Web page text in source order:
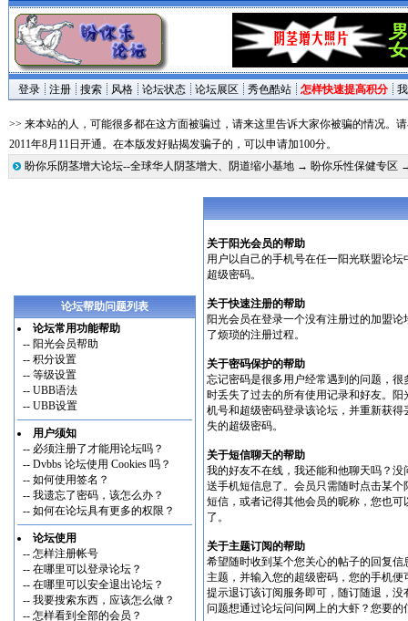
登录 注册 搜索 风格 论坛状态 论坛展区 秀色酷站 怎样快速提高积分
>> 来本站的人，可能很多都在这方面被骗过，请来这里告诉大家你被骗的情况。
2011年8月11日开通。在本版发好贴揭发骗子的，可以申请加100分。
盼你乐阴茎增大论坛--全球华人阴茎增大、阴道缩小基地→ 盼你乐性保健专区
论坛帮助问题列表
论坛常用功能帮助
-- 阳光会员帮助
-- 积分设置
-- 等级设置
-- UBB语法
-- UBB设置
用户须知
-- 必须注册了才能用论坛吗？
-- Dvbbs 论坛使用 Cookies 吗？
-- 如何使用签名？
-- 我遗忘了密码，该怎么办？
-- 如何在论坛具有更多的权限？
论坛使用
-- 怎样注册帐号
-- 在哪里可以登录论坛？
-- 在哪里可以安全退出论坛？
-- 我要搜索东西，应该怎么做？
-- 怎样看到全部的会员？
关于阳光会员的帮助
用户以自己的手机号在任一阳光联盟论
超级密码。
关于快速注册的帮助
阳光会员在登录一个没有注册过的加盟
了烦琐的注册过程。
关于密码保护的帮助
忘记密码是很多用户经常遇到的问题，
时丢失了过去的所有使用记录和好友。
机号和超级密码登录该论坛，并重新获
失的超级密码。
关于短信聊天的帮助
我的好友不在线，我还能和他聊天吗？
送手机短信息了。会员只需随时点击某
短信，或者记得其他会员的昵称，您也
了。
关于主题订阅的帮助
希望随时收到某个您关心的帖子的回复
主题，并输入您的超级密码，您的手机
提示退订该订阅服务即可，随订随退，
问题想通过论坛问问网上的大虾？您要